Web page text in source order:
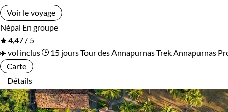
Irlande
Israël
Japon Jordanie
Kazakhstan
Kirghizistan Kosovo
Type de bateau
Bateaux de croisière Vieux gréements et voiliers
Itinérance
Voir le voyage
Népal En groupe
4,47 / 5
vol inclus
15 joursTour des AnnapurnasTrek Annapurnas
Carte
Détails